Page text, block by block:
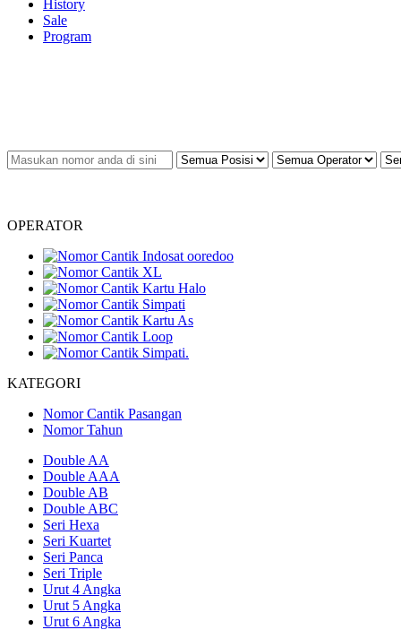
History
Sale
Program
OPERATOR
KATEGORI
Nomor Cantik Pasangan
Nomor Tahun
Double AA
Double AAA
Double AB
Double ABC
Seri Hexa
Seri Kuartet
Seri Panca
Seri Triple
Urut 4 Angka
Urut 5 Angka
Urut 6 Angka